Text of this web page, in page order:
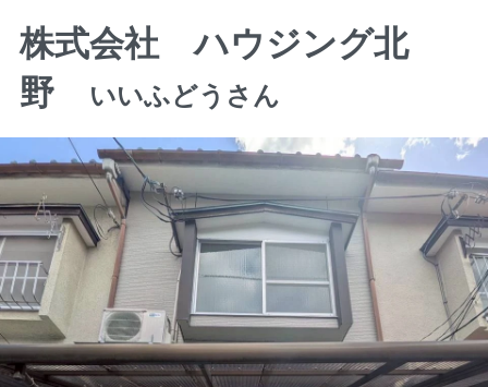
株式会社 ハウジング北
野
いいふどうさん
ホーム
売りたい
会社情報
スタッフ紹介